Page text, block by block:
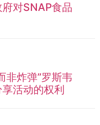
对SNAP食品
非炸弹”罗斯韦
活动的权利